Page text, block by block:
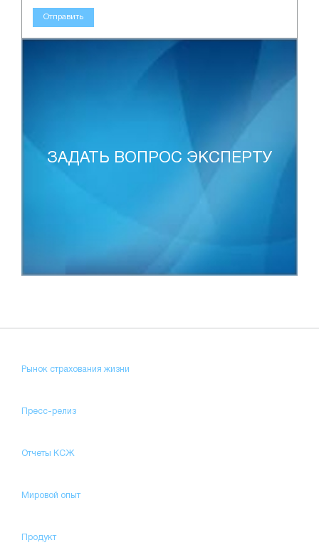
Отправить
ЗАДАТЬ ВОПРОС ЭКСПЕРТУ
Рынок страхования жизни
Пресс-релиз
Отчеты КСЖ
Мировой опыт
Продукт